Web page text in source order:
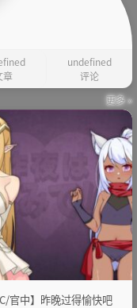
章
undefined
评论
更多 »
官中】昨晚过得愉快吧